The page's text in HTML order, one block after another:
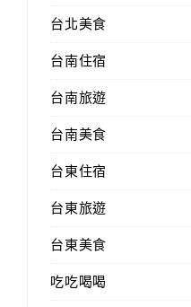
台北美食
台南住宿
台南旅遊
台南美食
台東住宿
台東旅遊
台東美食
吃吃喝喝